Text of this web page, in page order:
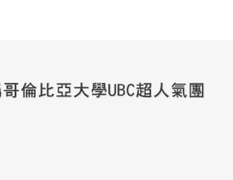
英屬哥倫比亞大學 超